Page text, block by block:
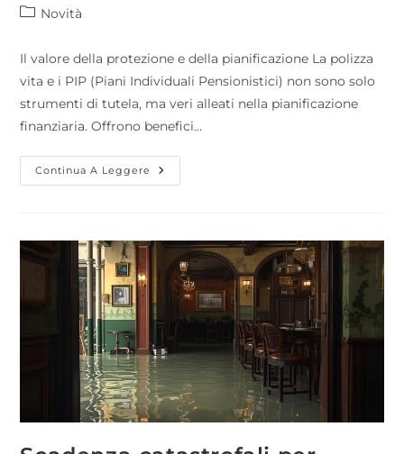
Novità
Il valore della protezione e della pianificazione La polizza
vita e i PIP (Piani Individuali Pensionistici) non sono solo
strumenti di tutela, ma veri alleati nella pianificazione
finanziaria. Offrono benefici…
Continua A Leggere